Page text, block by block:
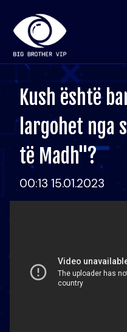
Kush është
largohet nga
të Madh"?
00:13 15.01.2023